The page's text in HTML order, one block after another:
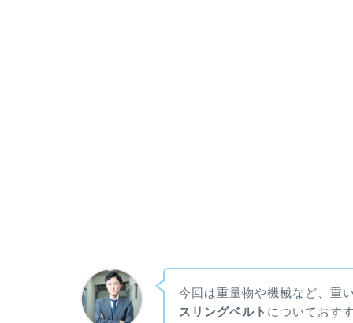
今回は重量物や機械など、重
スリングベルト についておす